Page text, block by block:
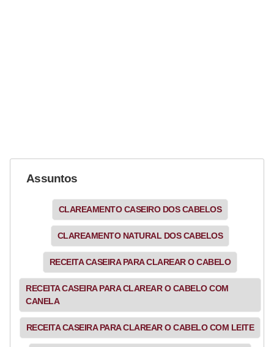
Assuntos
CLAREAMENTO CASEIRO DOS CABELOS
CLAREAMENTO NATURAL DOS CABELOS
RECEITA CASEIRA PARA CLAREAR O CABELO
RECEITA CASEIRA PARA CLAREAR O CABELO COM
CANELA
RECEITA CASEIRA PARA CLAREAR O CABELO COM LEITE